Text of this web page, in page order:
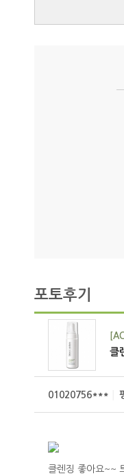
포토후기
클
01020756***
클렌징 좋아요~~